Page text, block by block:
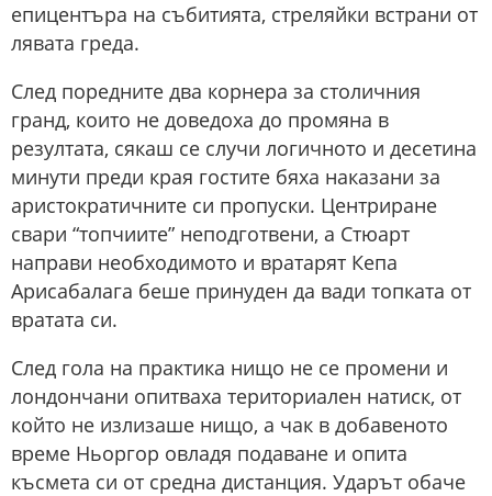
епицентъра на събитията, стреляйки встрани от
лявата греда.
След поредните два корнера за столичния
гранд, които не доведоха до промяна в
резултата, сякаш се случи логичното и десетина
минути преди края гостите бяха наказани за
аристократичните си пропуски. Центриране
свари “топчиите” неподготвени, а Стюарт
направи необходимото и вратарят Кепа
Арисабалага беше принуден да вади топката от
вратата си.
След гола на практика нищо не се промени и
лондончани опитваха териториален натиск, от
който не излизаше нищо, а чак в добавеното
време Ньоргор овладя подаване и опита
късмета си от средна дистанция. Ударът обаче